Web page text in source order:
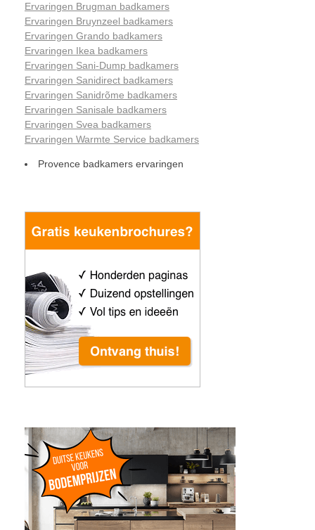
Ervaringen Brugman badkamers
Ervaringen Bruynzeel badkamers
Ervaringen Grando badkamers
Ervaringen Ikea badkamers
Ervaringen Sani-Dump badkamers
Ervaringen Sanidirect badkamers
Ervaringen Sanidrõme badkamers
Ervaringen Sanisale badkamers
Ervaringen Svea badkamers
Ervaringen Warmte Service badkamers
Provence badkamers ervaringen